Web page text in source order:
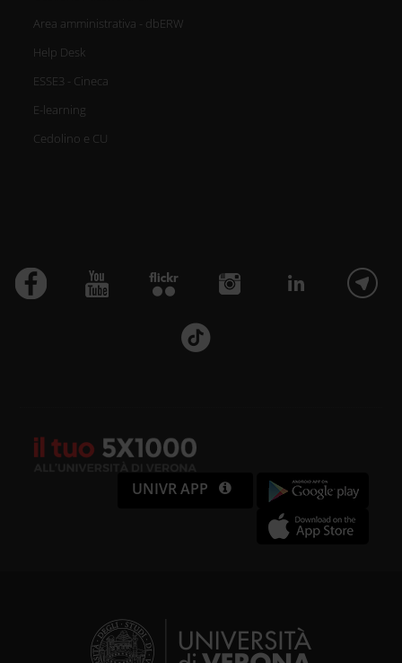
Area amministrativa - dbERW
Help Desk
ESSE3 - Cineca
E-learning
Cedolino e CU
UNIVR APP